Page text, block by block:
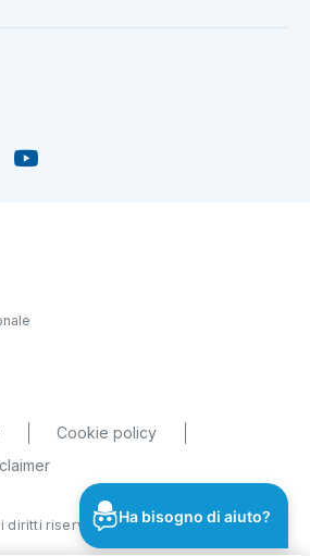
Cookie policy
diritti riservati Ha bisogno di aiuto?